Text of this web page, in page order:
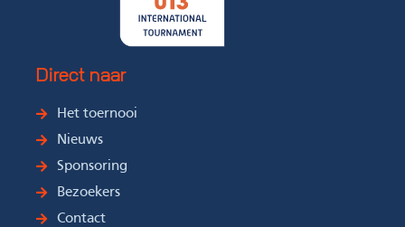
Direct naar
Het toernooi
Nieuws
Sponsoring
Bezoekers
Contact